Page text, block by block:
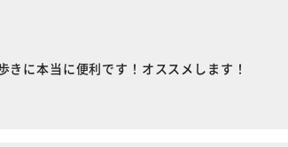
に本当に便利です！オススメします！